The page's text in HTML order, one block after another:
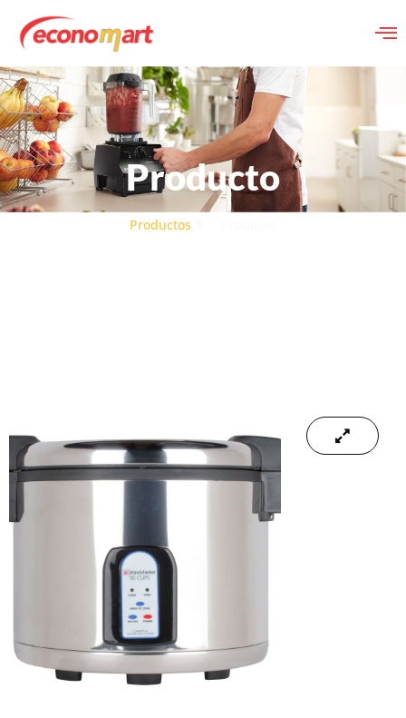
Producto
Productos